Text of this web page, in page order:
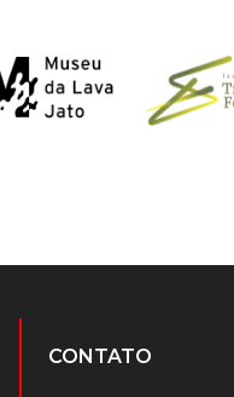
CONTATO